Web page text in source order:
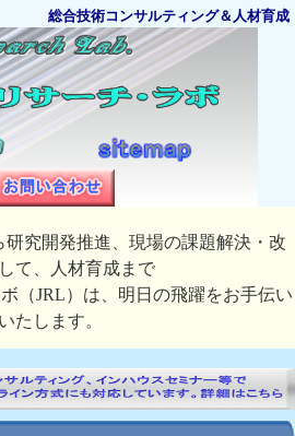
総合技術コンサルティング＆人材育成
究開発推進、現場の課題解決・改
て、人材育成まで
（JRL）は、明日の飛躍をお手伝い
いたします。